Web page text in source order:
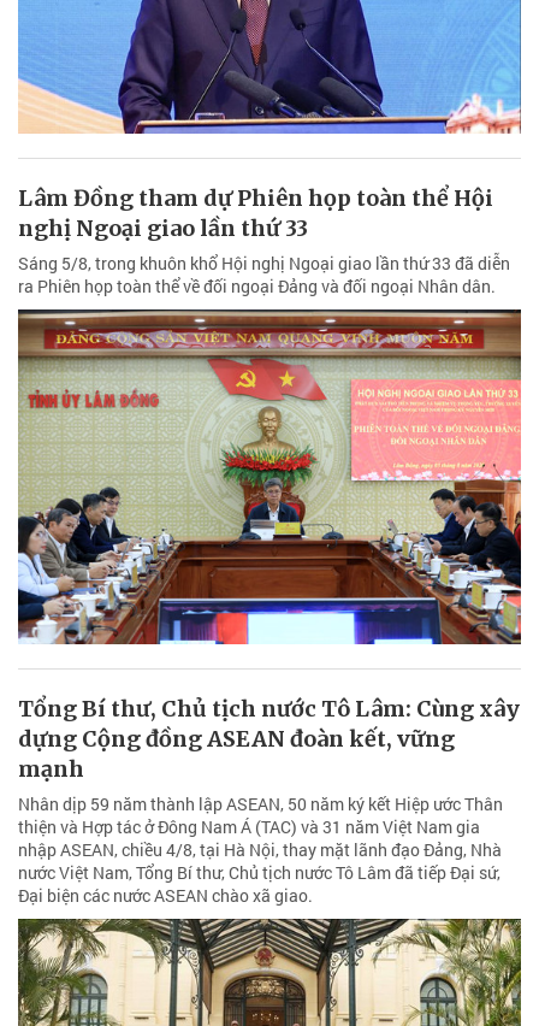
Lâm Đồng tham dự Phiên họp toàn thể Hội
nghị Ngoại giao lần thứ 33
Sáng 5/8, trong khuôn khổ Hội nghị Ngoại giao lần thứ 33 đã diễn
ra Phiên họp toàn thể về đối ngoại Đảng và đối ngoại Nhân dân.
Tổng Bí thư, Chủ tịch nước Tô Lâm: Cùng xây
dựng Cộng đồng ASEAN đoàn kết, vững
mạnh
Nhân dịp 59 năm thành lập ASEAN, 50 năm ký kết Hiệp ước Thân
thiện và Hợp tác ở Đông Nam Á (TAC) và 31 năm Việt Nam gia
nhập ASEAN, chiều 4/8, tại Hà Nội, thay mặt lãnh đạo Đảng, Nhà
nước Việt Nam, Tổng Bí thư, Chủ tịch nước Tô Lâm đã tiếp Đại sứ,
Đại biện các nước ASEAN chào xã giao.